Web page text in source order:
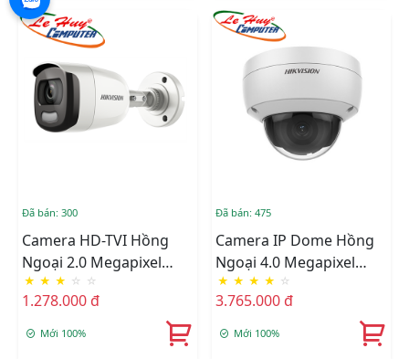
Đã bán: 300
Camera HD-TVI Hồng
Ngoại 2.0 Megapixel
HIKVISION DS-
2CE10DFT-F
★ ★ ★ ☆ ☆
1.278.000 đ
Mới 100%
Đã bán: 475
Camera IP Dome Hồng
Ngoại 4.0 Megapixel
HIKVISION DS-
2CD2143G0-IU
★ ★ ★ ★ ☆
3.765.000 đ
Mới 100%